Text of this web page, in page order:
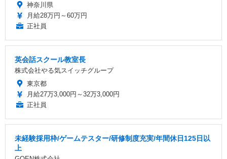
神奈川県
月給28万円～60万円
正社員
英会話スクール教室長
株式会社やる気スイッチグループ
東京都
月給27万3,000円～32万3,000円
正社員
未経験採用枠/ゲームテスター/研修制度充実/年間休日125日以
上